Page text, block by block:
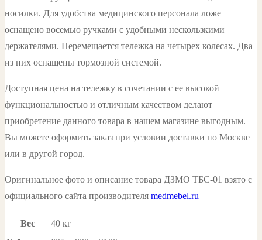
носилки. Для удобства медицинского персонала ложе
оснащено восемью ручками с удобными нескользкими
держателями. Перемещается тележка на четырех колесах. Два
из них оснащены тормозной системой.
Доступная цена на тележку в сочетании с ее высокой
функциональностью и отличным качеством делают
приобретение данного товара в нашем магазине выгодным.
Вы можете оформить заказ при условии доставки по Москве
или в другой город.
Оригинальное фото и описание товара ДЗМО ТБС-01 взято с
официального сайта производителя medmebel.ru
Вес
40 кг